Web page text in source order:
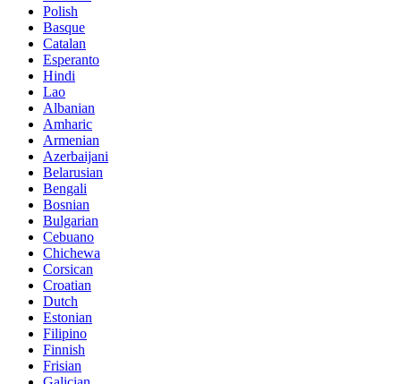
Polish
Basque
Catalan
Esperanto
Hindi
Lao
Albanian
Amharic
Armenian
Azerbaijani
Belarusian
Bengali
Bosnian
Bulgarian
Cebuano
Chichewa
Corsican
Croatian
Dutch
Estonian
Filipino
Finnish
Frisian